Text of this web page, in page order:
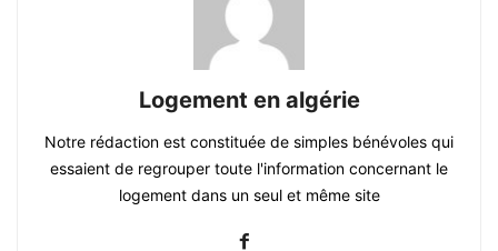
Logement en algérie
Notre rédaction est constituée de simples bénévoles qui
essaient de regrouper toute l'information concernant le
logement dans un seul et même site